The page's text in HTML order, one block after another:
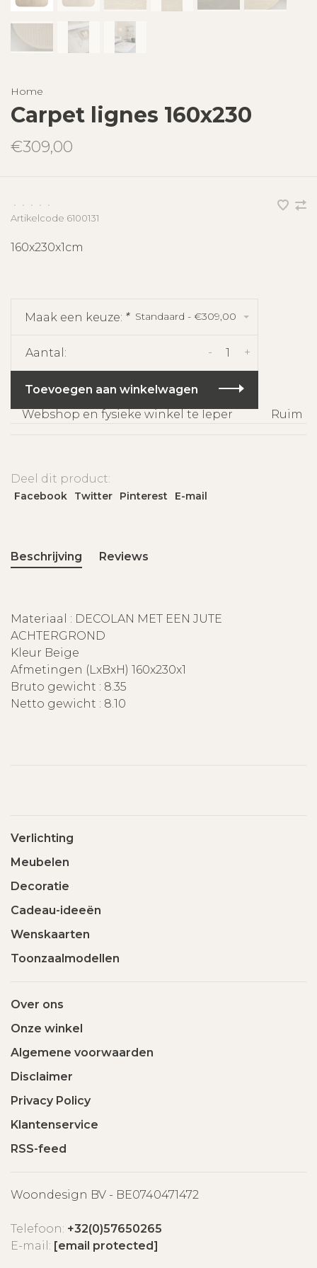
Home
Carpet lignes 160x230
€309,00
• • • •
•
Artikelcode 6100131
160x230x1cm
Maak een keuze: * Standaard - €309,00
Aantal: +
-
Toevoegen aan winkelwagen
Webshop en fysieke winkel te Ieper
Ruim
Deel dit product:
Facebook Twitter Pinterest E-mail
Beschrijving Reviews
Materiaal : DECOLAN MET EEN JUTE
ACHTERGROND
Kleur Beige
Afmetingen (LxBxH) 160x230x1
Bruto gewicht : 8.35
Netto gewicht : 8.10
Verlichting
Meubelen
Decoratie
Cadeau-ideeën
Wenskaarten
Toonzaalmodellen
Over ons
Onze winkel
Algemene voorwaarden
Disclaimer
Privacy Policy
Klantenservice
RSS-feed
Woondesign BV - BE0740471472
Telefoon: +32(0)57650265
E-mail: [email protected]